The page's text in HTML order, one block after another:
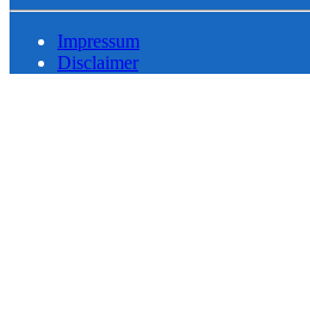
Impressum
Disclaimer